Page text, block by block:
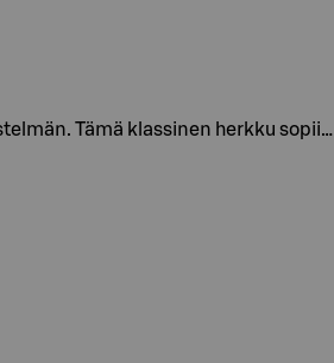
Tämä klassinen herkku sopii…